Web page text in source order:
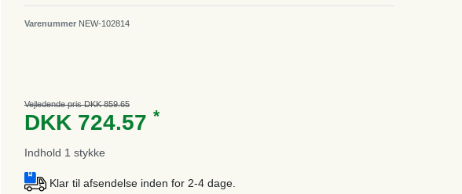
Varenummer NEW-102814
Vejledende pris DKK 859.65
DKK 724.57 *
Indhold 1 stykke
Klar til afsendelse inden for 2-4 dage.